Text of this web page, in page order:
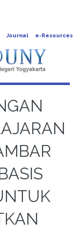
Journal e-Resources